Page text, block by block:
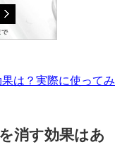
は？実際に使ってみ
消す効果はあ